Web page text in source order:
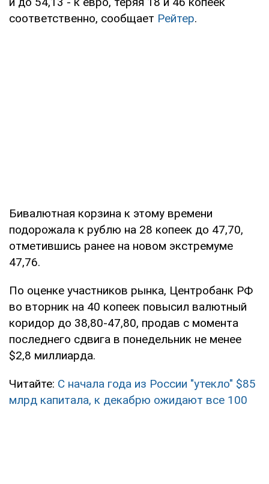
соответственно, сообщает Рейтер.
Бивалютная корзина к этому времени
подорожала к рублю на 28 копеек до 47,70,
отметившись ранее на новом экстремуме
47,76.
По оценке участников рынка, Центробанк РФ
во вторник на 40 копеек повысил валютный
коридор до 38,80-47,80, продав с момента
последнего сдвига в понедельник не менее
$2,8 миллиарда.
Читайте: С начала года из России "утекло" $85
млрд капитала, к декабрю ожидают все 100